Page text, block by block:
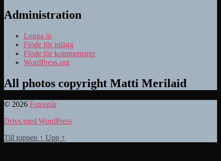
Administration
Logga in
Flöde för inlägg
Flöde för kommentarer
WordPress.org
All photos copyright Matti Merilaid
© 2026 Fotospår
Drivs med WordPress
Till toppen ↑ Upp ↑